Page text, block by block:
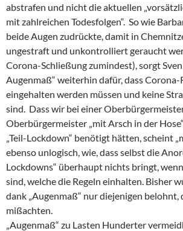
abstrafen und nicht die aktuellen
mit zahlreichen Todesfolgen“. So wie
beide Augen zudrückte, damit in
ungestraft und unkontrolliert geraucht
Corona-Schließung zumindest), sorgt
Augenmaß“ weiterhin dafür, dass Corona-
eingehalten werden müssen und keine
sind. Dass wir bei einer
Oberbürgermeister „mit Arsch in der
„Teil-Lockdown“ benötigt hätten, scheint
ebenso unlogisch, wie, dass selbst die
Lockdowns“ überhaupt nichts bringt,
sind, welche die Regeln einhalten. Bisher
dank „Augenmaß“ nur diejenigen belohnt,
mißachten.
„Augenmaß“ zu Lasten Hunderter